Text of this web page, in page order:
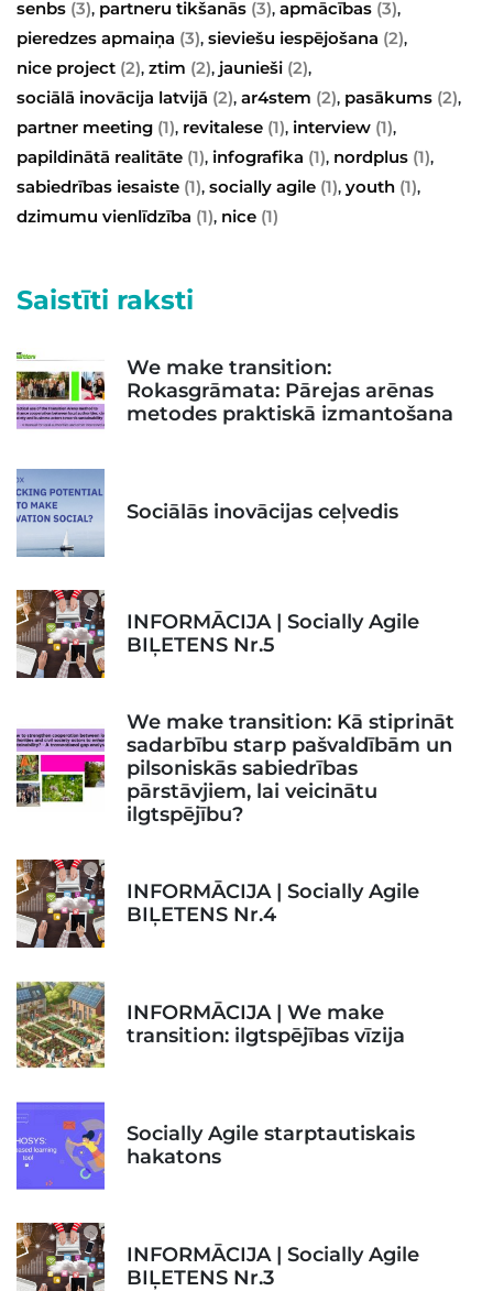
senbs (3), partneru tikšanās (3), apmācības (3),
pieredzes apmaiņa (3), sieviešu iespējošana (2),
nice project (2), ztim (2), jaunieši (2),
sociālā inovācija latvijā (2), ar4stem (2), pasākums (2),
partner meeting (1), revitalese (1), interview (1),
papildinātā realitāte (1), infografika (1), nordplus (1),
sabiedrības iesaiste (1), socially agile (1), youth (1),
dzimumu vienlīdzība (1), nice (1)
Saistīti raksti
We make transition:
Rokasgrāmata: Pārejas arēnas
metodes praktiskā izmantošana
Sociālās inovācijas ceļvedis
INFORMĀCIJA | Socially Agile
BIĻETENS Nr.5
We make transition: Kā stiprināt
sadarbību starp pašvaldībām un
pilsoniskās sabiedrības
pārstāvjiem, lai veicinātu
ilgtspējību?
INFORMĀCIJA | Socially Agile
BIĻETENS Nr.4
INFORMĀCIJA | We make
transition: ilgtspējības vīzija
Socially Agile starptautiskais
hakatons
INFORMĀCIJA | Socially Agile
BIĻETENS Nr.3